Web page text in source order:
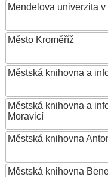
Mendelova univerzita v
Město Kroměříž
Městská knihovna a
Městská knihovna a
Moravicí
Městská knihovna
Městská knihovna